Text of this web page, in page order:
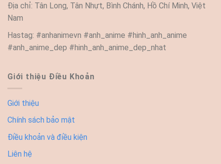
Địa chỉ: Tân Long, Tân Nhựt, Bình Chánh, Hồ Chí Minh, Việt
Nam
Hastag: #anhanimevn #anh_anime #hinh_anh_anime
#anh_anime_dep #hinh_anh_anime_dep_nhat
Giới thiệu Điều Khoản
Giới thiệu
Chính sách bảo mật
Điều khoản và điều kiện
Liên hệ